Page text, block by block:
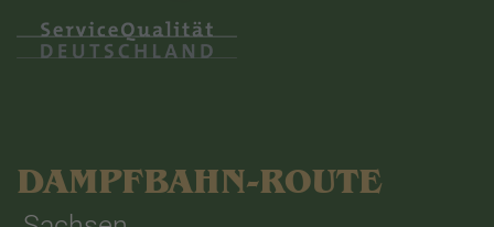
DAMPFBAHN-ROUTE